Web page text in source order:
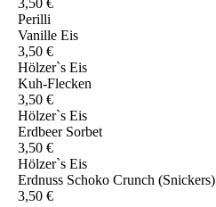
3,50 €
Perilli
Vanille Eis
3,50 €
Hölzer`s Eis
Kuh-Flecken
3,50 €
Hölzer`s Eis
Erdbeer Sorbet
3,50 €
Hölzer`s Eis
Erdnuss Schoko Crunch (Snickers)
3,50 €